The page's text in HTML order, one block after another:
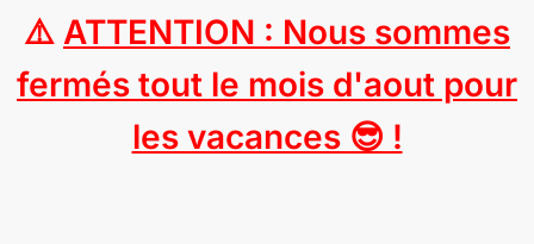
⚠️ ATTENTION : Nous sommes
fermés tout le mois d'aout pour
les vacances 😎 !